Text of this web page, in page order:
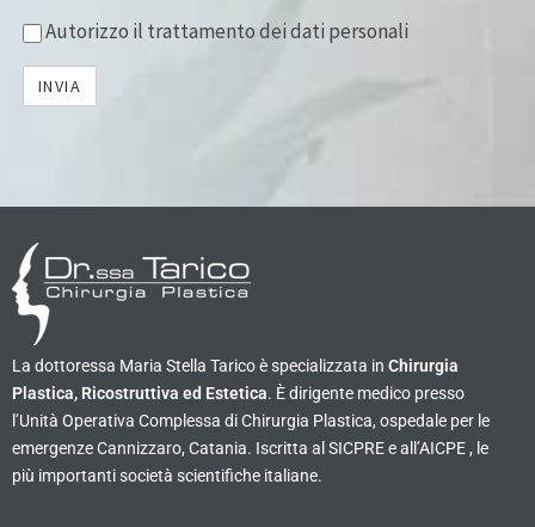
Autorizzo il trattamento dei dati personali
La dottoressa Maria Stella Tarico è specializzata in Chirurgia
Plastica, Ricostruttiva ed Estetica. È dirigente medico presso
l’Unità Operativa Complessa di Chirurgia Plastica, ospedale per le
emergenze Cannizzaro, Catania. Iscritta al SICPRE e all’AICPE , le
più importanti società scientifiche italiane.